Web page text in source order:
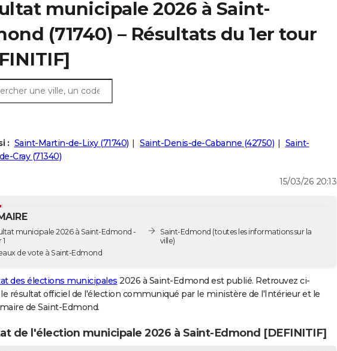
municipale 2026 à Saint-
(71740) – Résultats du 1er tour
: Saint-Martin-de-Lixy (71740) Saint-Denis-de-Cabanne (42750)
Saint-
Cray (71340)
15/03/26 20:13
municipale 2026 à Saint-Edmond -
de vote à Saint-Edmond
Saint-Edmond (toutes les informations sur la
ville)
des élections municipales 2026 à Saint-Edmond est publié. Retrouvez ci-
résultat officiel de l'élection communiqué par le ministère de l'Intérieur et le
de Saint-Edmond.
de l'élection municipale 2026 à Saint-Edmond [DEFINITIF]